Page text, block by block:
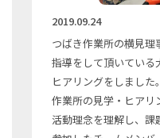
2019.09.24
つばき作業所の横見理
指導をして頂いている
ヒアリングをしまし
作業所の見学・ヒアリ
活動理念を理解し、課